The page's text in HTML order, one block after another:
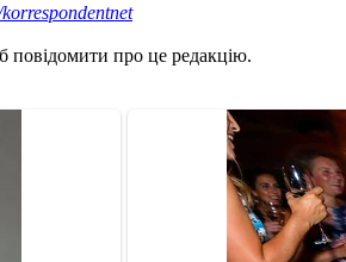
повідомити про це редакцію.